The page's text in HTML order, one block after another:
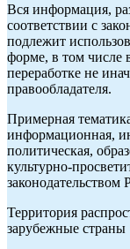
Вся информация,
соответствии с
подлежит
форме, в том числе
переработке не
правообладателя.
Примерная
информационная,
политическая,
культурно-
Территория
зарубежные страны